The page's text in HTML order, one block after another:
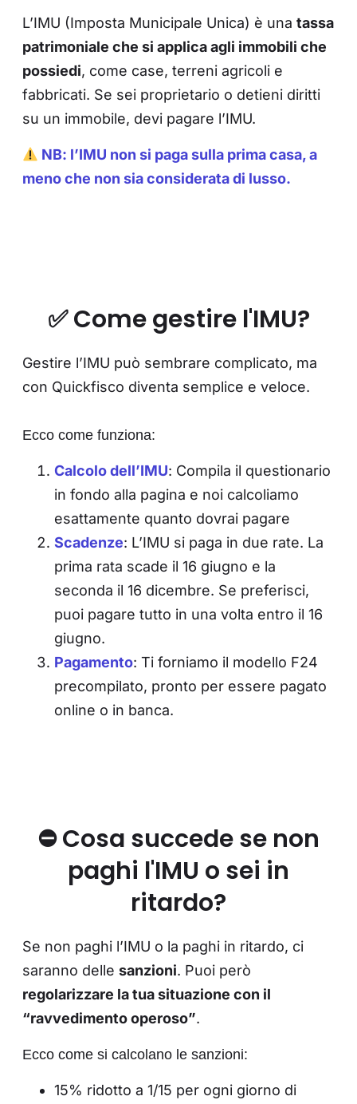
L’IMU (Imposta Municipale Unica) è una tassa
patrimoniale che si applica agli immobili che
possiedi, come case, terreni agricoli e
fabbricati. Se sei proprietario o detieni diritti
su un immobile, devi pagare l’IMU.
NB: l’IMU non si paga sulla prima casa, a
meno che non sia considerata di lusso.
✅ Come gestire l'IMU?
Gestire l’IMU può sembrare complicato, ma
con Quickfisco diventa semplice e veloce.
Ecco come funziona:
Calcolo dell’IMU: Compila il questionario
in fondo alla pagina e noi calcoliamo
esattamente quanto dovrai pagare
Scadenze: L’IMU si paga in due rate. La
prima rata scade il 16 giugno e la
seconda il 16 dicembre. Se preferisci,
puoi pagare tutto in una volta entro il 16
giugno.
Pagamento: Ti forniamo il modello F24
precompilato, pronto per essere pagato
online o in banca.
⛔️ Cosa succede se non
paghi l'IMU o sei in
ritardo?
Se non paghi l’IMU o la paghi in ritardo, ci
saranno delle sanzioni. Puoi però
regolarizzare la tua situazione con il
“ravvedimento operoso”.
Ecco come si calcolano le sanzioni:
15% ridotto a 1/15 per ogni giorno di